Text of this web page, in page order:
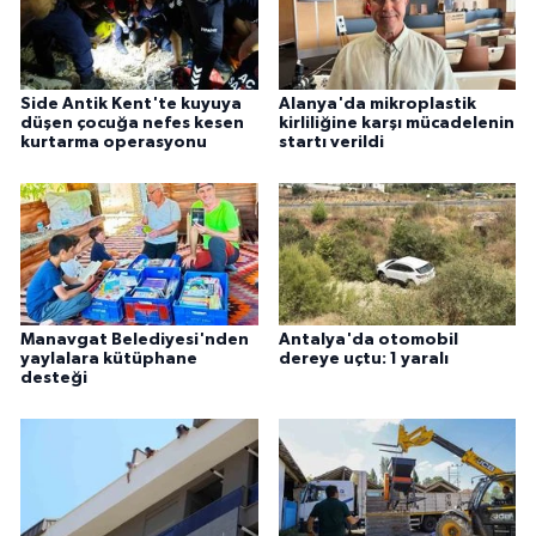
Side Antik Kent'te kuyuya
düşen çocuğa nefes kesen
kurtarma operasyonu
Alanya'da mikroplastik
kirliliğine karşı mücadelenin
startı verildi
Manavgat Belediyesi'nden
yaylalara kütüphane
desteği
Antalya'da otomobil
dereye uçtu: 1 yaralı